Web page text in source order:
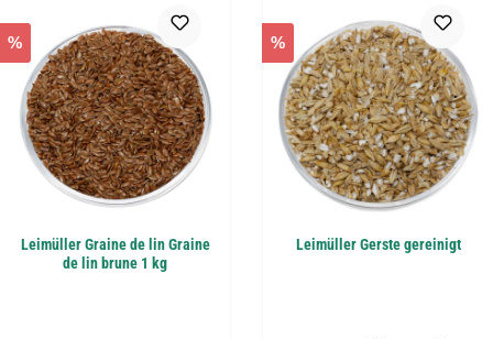
%
Leimüller Graine de lin Graine
de lin brune 1 kg
%
Leimüller Gerste gereinigt